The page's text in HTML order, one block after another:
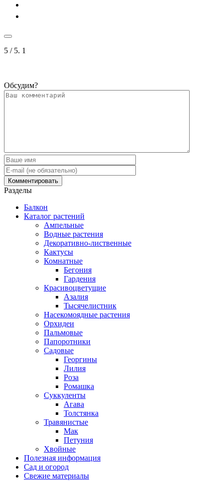
5 / 5. 1
Обсудим?
Разделы
Балкон
Каталог растений
Ампельные
Водные растения
Декоративно-лиственные
Кактусы
Комнатные
Бегония
Гардения
Красивоцветущие
Азалия
Тысячелистник
Насекомоядные растения
Орхидеи
Пальмовые
Папоротники
Садовые
Георгины
Лилия
Роза
Ромашка
Суккуленты
Агава
Толстянка
Травянистые
Мак
Петуния
Хвойные
Полезная информация
Сад и огород
Свежие материалы